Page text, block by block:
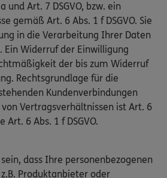
und Art. 7 DSGVO, bzw. ein
gemäß Art. 6 Abs. 1 f DSGVO. Sie
in die Verarbeitung Ihrer Daten
Ein Widerruf der Einwilligung
der bis zum Widerruf
Rechtsgrundlage für die
Kundenverbindungen
Vertragsverhältnissen ist Art. 6
Art. 6 Abs. 1 f DSGVO.
dass Ihre personenbezogenen
Produktanbieter oder